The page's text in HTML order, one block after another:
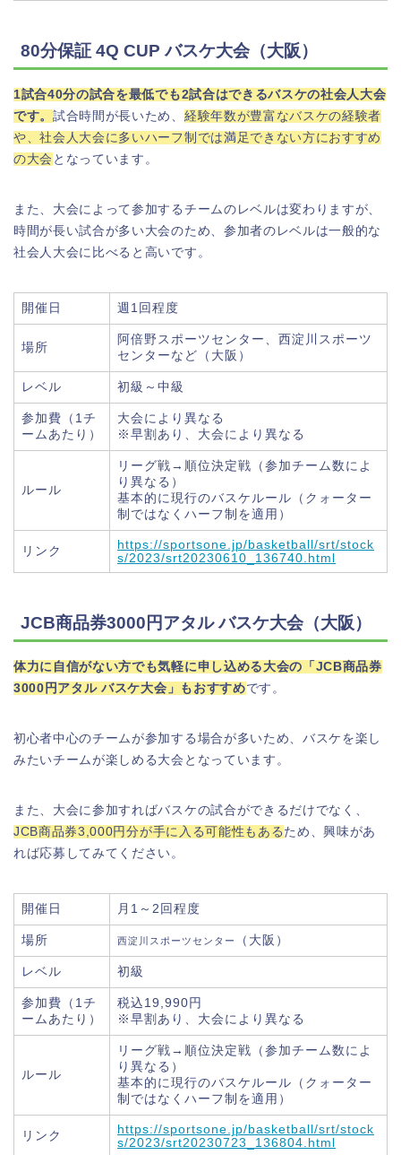
80分保証 4Q CUP バスケ大会（大阪）
1試合40分の試合を最低でも2試合はできるバスケの社会人大会
です。試合時間が長いため、 経験年数が豊富なバスケの経験者
や、社会人大会に多いハーフ制では満足できない方におすすめ
の大会 となっています。
また、大会によって参加するチームのレベルは変わりますが、
時間が長い試合が多い大会のため、参加者のレベルは一般的な
社会人大会に比べると高いです。
開催日 週1回程度
場所
阿倍野スポーツセンター、西淀川スポーツ
センターなど（大阪）
レベル 初級～中級
参加費（1チ
ームあたり）
大会により異なる
※早割あり、大会により異なる
ルール
リーグ戦→順位決定戦（参加チーム数によ
り異なる）
基本的に現行のバスケルール（クォーター
制ではなくハーフ制を適用）
リンク
https://sportsone.jp/basketball/srt/stock
s/2023/srt20230610_136740.html
JCB商品券3000円アタル バスケ大会（大阪）
体力に自信がない方でも気軽に申し込める大会の「JCB商品券
3000円アタル バスケ大会」もおすすめです。
初心者中心のチームが参加する場合が多いため、バスケを楽し
みたいチームが楽しめる大会となっています。
また、大会に参加すればバスケの試合ができるだけでなく、
JCB商品券3,000円分が手に入る可能性もある ため、興味があ
れば応募してみてください。
開催日 月1～2回程度
場所 西淀川スポーツセンター （大阪）
レベル 初級
参加費（1チ
ームあたり）
税込19,990円
※早割あり、大会により異なる
ルール
リーグ戦→順位決定戦（参加チーム数によ
り異なる）
基本的に現行のバスケルール（クォーター
制ではなくハーフ制を適用）
リンク
https://sportsone.jp/basketball/srt/stock
s/2023/srt20230723_136804.html